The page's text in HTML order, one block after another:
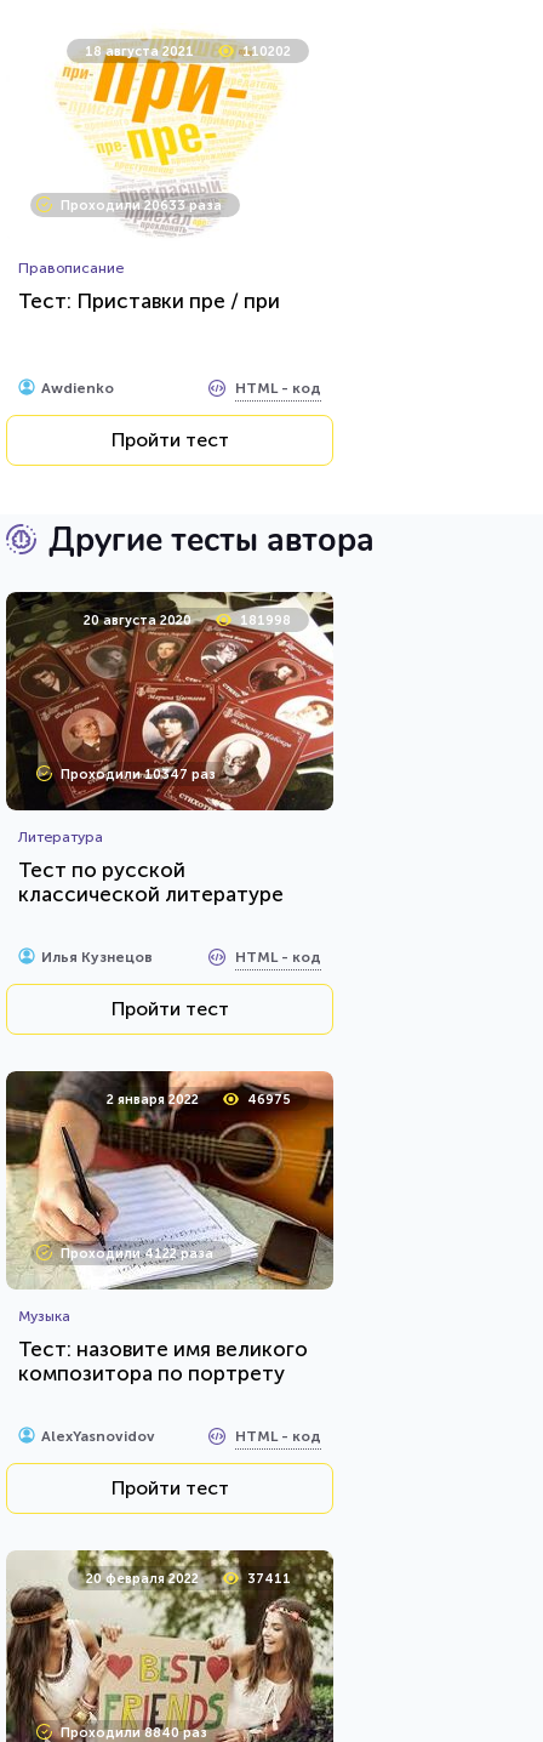
18 августа 2021 110202
Проходили 20633 раза
Правописание
Тест: Приставки пре / при
Awdienko HTML - код
Пройти тест
Другие тесты автора
20 августа 2020 181998
Проходили 10347 раз
Литература
Тест по русской
классической литературе
Илья Кузнецов HTML - код
Пройти тест
2 января 2022 46975
Проходили 4122 раза
Музыка
Тест: назовите имя великого
композитора по портрету
AlexYasnovidov HTML - код
Пройти тест
20 февраля 2022 37411
Проходили 8840 раз